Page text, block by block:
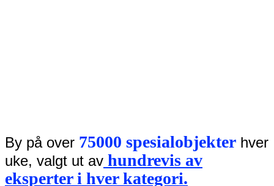
By på over 75000 spesialobjekter hver
uke, valgt ut av hundrevis av
eksperter i hver kategori.